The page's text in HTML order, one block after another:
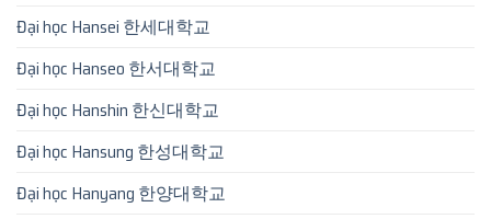
Đại học Hansei 한세대학교
Đại học Hanseo 한서대학교
Đại học Hanshin 한신대학교
Đại học Hansung 한성대학교
Đại học Hanyang 한양대학교